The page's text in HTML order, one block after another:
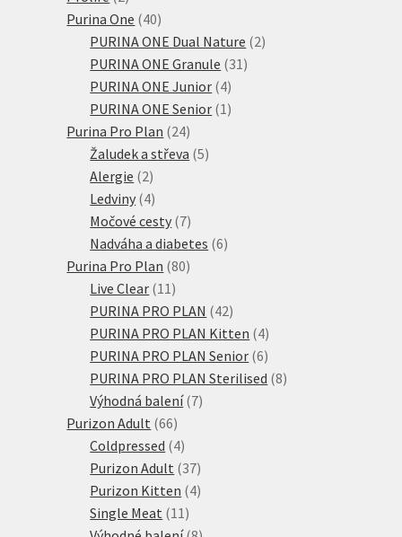
produkty
Purina One 4040
produktů
PURINA ONE Dual Nature 22
PURINA ONE Granule 31 31
PURINA ONE Junior 44
produkty
PURINA ONE Senior 1 1
Purina Pro Plan 2424
produktů
Žaludek a střeva 55
Alergie 22
produkty
Ledviny 44
produkty
Močové cesty 77
produktů
Nadváha a diabetes 66
Purina Pro Plan 8080
Live Clear 11 11
produktů
PURINA PRO PLAN 4242
produktů
PURINA PRO PLAN Kitten 44
produkty
PURINA PRO PLAN Senior 66
produktů
PURINA PRO PLAN Sterilised 88
Výhodná balení 77
Purizon Adult 6666
produktů
Coldpressed 44
produkty
Purizon Adult 3737
produktů
Purizon Kitten 44
Single Meat 11 11